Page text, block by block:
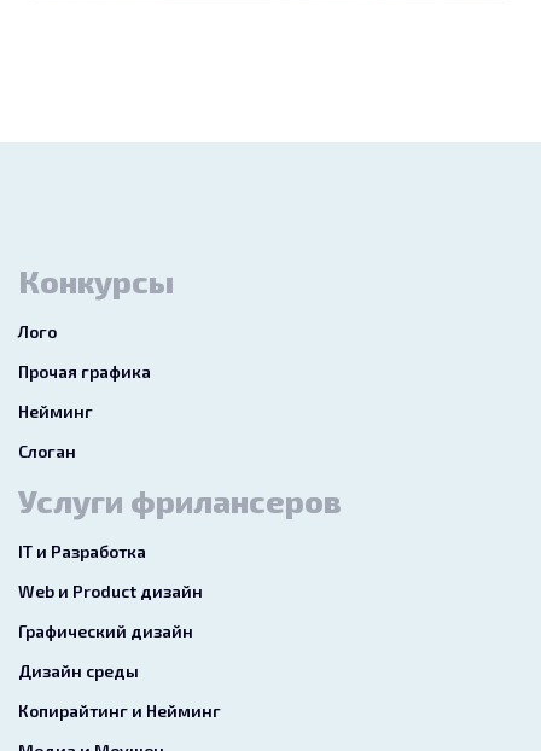
Конкурсы
Лого
Прочая графика
Нейминг
Слоган
Услуги фрилансеров
IT и Разработка
Web и Product дизайн
Графический дизайн
Дизайн среды
Копирайтинг и Нейминг